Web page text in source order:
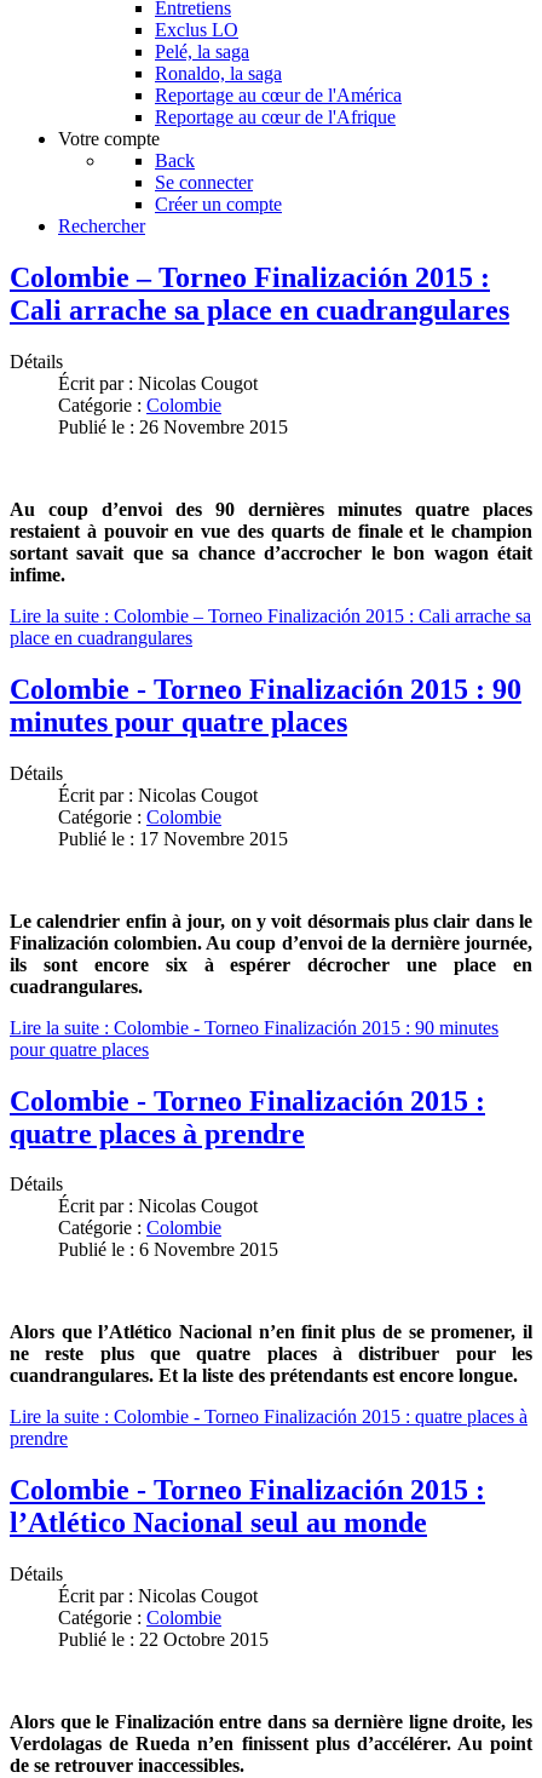
Entretiens
Exclus LO
Pelé, la saga
Ronaldo, la saga
Reportage au cœur de l'América
Reportage au cœur de l'Afrique
Votre compte
Back
Se connecter
Créer un compte
Rechercher
Colombie – Torneo Finalización 2015 :
Cali arrache sa place en cuadrangulares
Détails
Écrit par : Nicolas Cougot
Catégorie : Colombie
Publié le : 26 Novembre 2015
Au coup d’envoi des 90 dernières minutes quatre places
restaient à pouvoir en vue des quarts de finale et le champion
sortant savait que sa chance d’accrocher le bon wagon était
infime.
Lire la suite : Colombie – Torneo Finalización 2015 : Cali arrache sa
place en cuadrangulares
Colombie - Torneo Finalización 2015 : 90
minutes pour quatre places
Détails
Écrit par : Nicolas Cougot
Catégorie : Colombie
Publié le : 17 Novembre 2015
Le calendrier enfin à jour, on y voit désormais plus clair dans le
Finalización colombien. Au coup d’envoi de la dernière journée,
ils sont encore six à espérer décrocher une place en
cuadrangulares.
Lire la suite : Colombie - Torneo Finalización 2015 : 90 minutes
pour quatre places
Colombie - Torneo Finalización 2015 :
quatre places à prendre
Détails
Écrit par : Nicolas Cougot
Catégorie : Colombie
Publié le : 6 Novembre 2015
Alors que l’Atlético Nacional n’en finit plus de se promener, il
ne reste plus que quatre places à distribuer pour les
cuandrangulares. Et la liste des prétendants est encore longue.
Lire la suite : Colombie - Torneo Finalización 2015 : quatre places à
prendre
Colombie - Torneo Finalización 2015 :
l’Atlético Nacional seul au monde
Détails
Écrit par : Nicolas Cougot
Catégorie : Colombie
Publié le : 22 Octobre 2015
Alors que le Finalización entre dans sa dernière ligne droite, les
Verdolagas de Rueda n’en finissent plus d’accélérer. Au point
de se retrouver inaccessibles.